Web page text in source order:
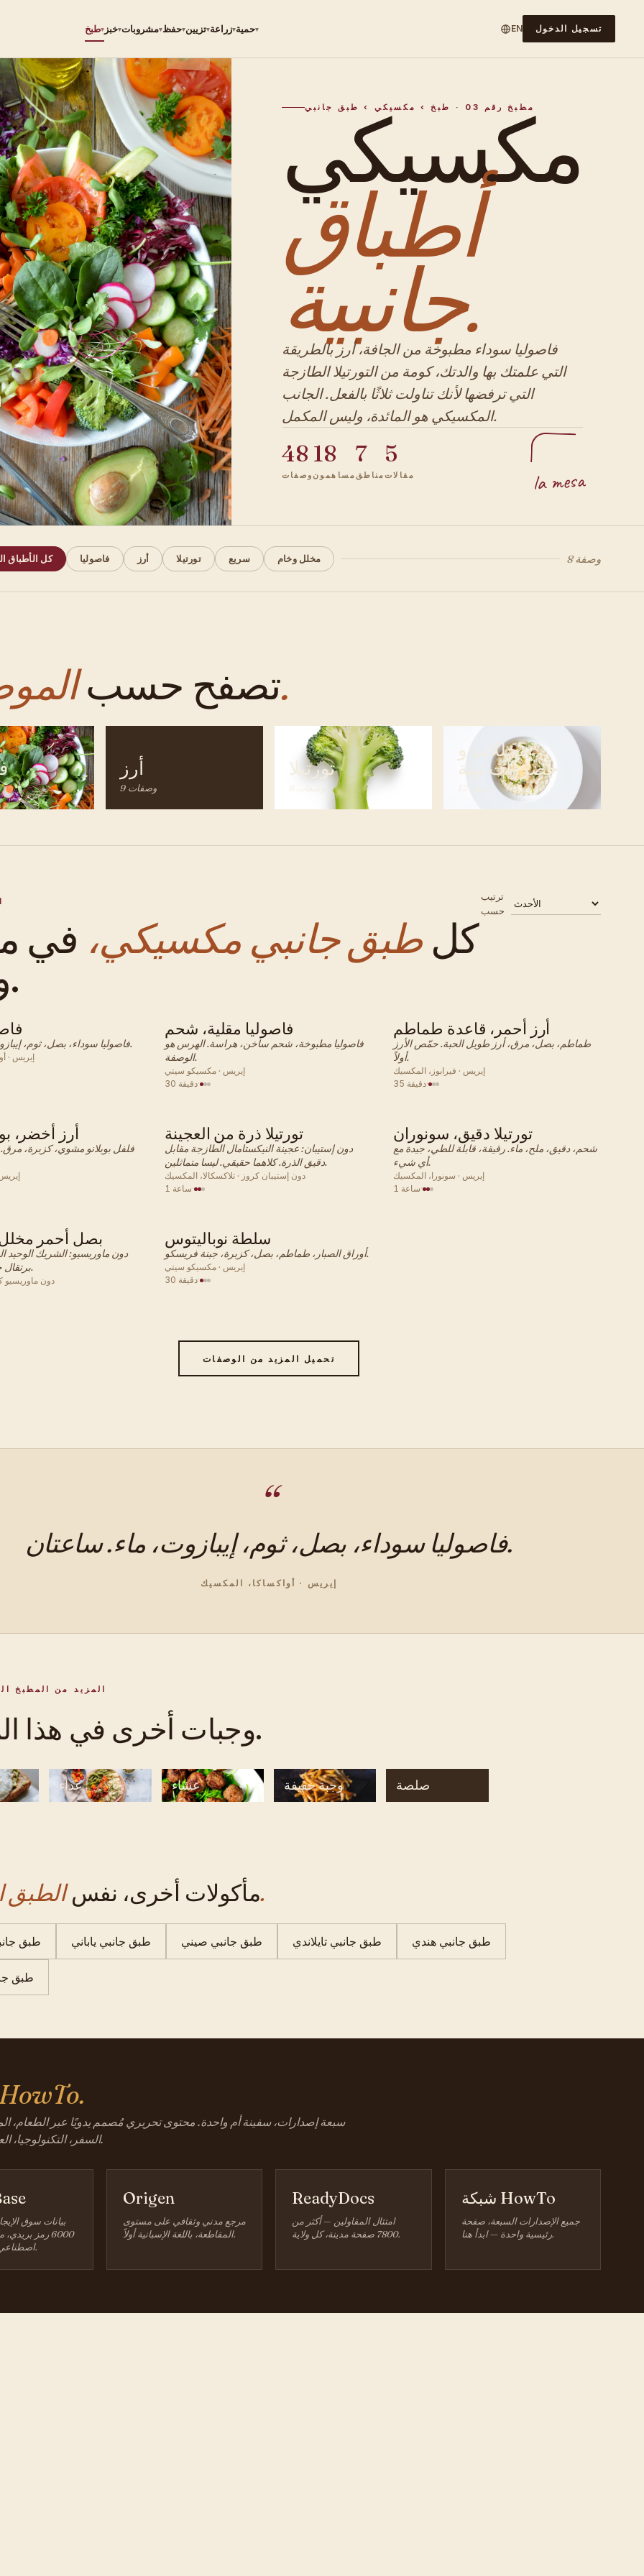
طبخ▾خبز▾مشروبات▾حفظ▾تزيين▾زراعة▾حمية▾ EN تسجيل الدخول
مطبخ رقم 03 · طبخ › مكسيكي › طبق جانبي
مكسيكي
أطباق
جانبية.
فاصوليا سوداء مطبوخة من الجافة، أرز بالطريقة
التي علمتك بها والدتك، كومة من التورتيلا الطازجة
التي ترفضها لأنك تناولت ثلاثًا بالفعل. الجانب
المكسيكي هو المائدة، وليس المكمل.
48
وصفات
18
مساهمون
7
مناطق
5
مقالات la mesa
كل الأطباق فاصوليا أرز تورتيلا سريع مخلل وخام 8 وصفة
تصفح حسبالموضوع.
أرز
9 وصفات
تورتيلا
مخللات و
خضروات نيئة
كل طبق جانبي مكسيكي، في
واحد.
ترتيب
حسب
مكسيكي فاصوليا سوداء، بصل، ثوم، إيبازوت، ماء. ساعتان.
إيريس ·
مكسيكي · طبق جانبي
فاصوليا مقلية، شحم
فاصوليا مطبوخة، شحم ساخن، هراسة. الهرس هو
الوصفة.
إيريس · مكسيكو سيتي
30 دقيقة·
مكسيكي · طبق جانبي
أرز أحمر، قاعدة طماطم
طماطم، بصل، مرق، أرز طويل الحبة. حمّص الأرز
أولاً.
إيريس · فيرابوز، المكسيك
35 دقيقة·
مكسيكيأرز أخضر،
فلفل بوبلانو مشوي، كزبرة،
مكسيكي · طبق جانبي
تورتيلا ذرة من العجينة
دون إستيبان: عجينة النيكستامال الطازجة مقابل
دقيق الذرة. كلاهما حقيقي. ليسا متماثلين.
دون إستيبان كروز · تلاكسكالا، المكسيك
1 ساعة·
مكسيكي · طبق جانبي
تورتيلا دقيق، سونوران
شحم، دقيق، ملح، ماء. رقيقة، قابلة للطي، جيدة مع
أي شيء.
إيريس · سونورا، المكسيك
1 ساعة·
مكسيكي بصل أحمر
دون ماوريسيو: الشريك الوحيد
برتقال حامض، أوريجانو.
دون ماوريسيو
مكسيكي · طبق جانبي
سلطة نوباليتوس
أوراق الصبار، طماطم، بصل، كزبرة، جبنة فريسكو.
إيريس · مكسيكو سيتي
30 دقيقة·
تحميل المزيد من الوصفات
فاصوليا سوداء، بصل، ثوم، إيبازوت، ماء. ساعتان.
إيريس · أواكساكا، المكسيك
المزيد من المطبخ
وجبات أخرى في هذا المطبخ.
غداء عشاء وجبة خفيفة صلصة
مأكولات أخرى، نفسالطبق الجانبي.
طبق طبق جانبي ياباني طبق جانبي صيني طبق جانبي تايلاندي طبق جانبي هندي
طبق
سبعة إصدارات، سفينة أم واحدة. محتوى تحريري مُصمم يدويًا عبر الطعام،
السفر، التكنولوجيا، العائلة، والتمويل.
بيانات سوق
6000 رمز
اصطناعي عند الطلب.
Origen
مرجع مدني وثقافي على مستوى
المقاطعة، باللغة الإسبانية أولاً.
ReadyDocs
امتثال المقاولين — أكثر من
7800 صفحة مدينة، كل ولاية.
شبكة HowTo
جميع الإصدارات السبعة، صفحة
رئيسية واحدة — ابدأ هنا.